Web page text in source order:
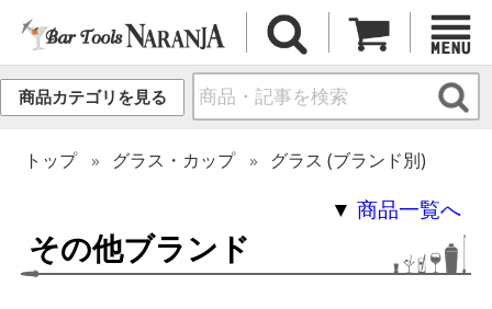
商品カテゴリを見る
トップ グラス・カップ グラス (ブランド別)
その他ブランド
▼商品一覧へ